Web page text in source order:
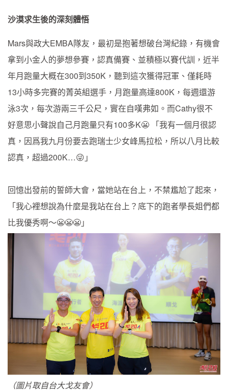
沙漠求生後的深刻體悟
Mars與政大EMBA隊友，最初是抱著想破台灣紀錄，有機會
拿到小金人的夢想參賽，認真備賽、並積極以賽代訓，近半
年月跑量大概在300到350K，聽到這次獲得冠軍、僅耗時
13小時多完賽的菁英組選手，月跑量高達800K，每週還游
泳3次，每次游兩三千公尺，實在自嘆弗如。而Cathy很不
好意思小聲說自己月跑量只有100多K😬 「我有一個月很認
真，因爲我九月份要去跑瑞士少女峰馬拉松，所以八月比較
認真，超過200K…😜」
回憶出發前的誓師大會，當她站在台上，不禁尷尬了起來，
「我心裡想說為什麼是我站在台上？底下的跑者學長姐們都
比我優秀啊～😬😬😬」
（圖片取自台大戈友會）